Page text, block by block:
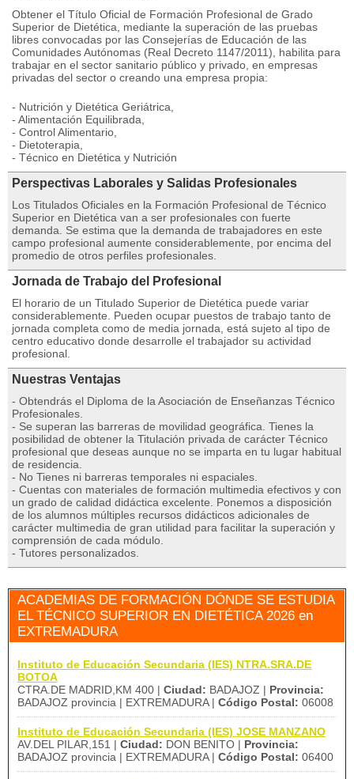
Obtener el Título Oficial de Formación Profesional de Grado
Superior de Dietética, mediante la superación de las pruebas
libres convocadas por las Consejerías de Educación de las
Comunidades Autónomas (Real Decreto 1147/2011), habilita para
trabajar en el sector sanitario público y privado, en empresas
privadas del sector o creando una empresa propia:
- Nutrición y Dietética Geriátrica,
- Alimentación Equilibrada,
- Control Alimentario,
- Dietoterapia,
- Técnico en Dietética y Nutrición
Perspectivas Laborales y Salidas Profesionales
Los Titulados Oficiales en la Formación Profesional de Técnico
Superior en Dietética van a ser profesionales con fuerte
demanda. Se estima que la demanda de trabajadores en este
campo profesional aumente considerablemente, por encima del
promedio de otros perfiles profesionales.
Jornada de Trabajo del Profesional
El horario de un Titulado Superior de Dietética puede variar
considerablemente. Pueden ocupar puestos de trabajo tanto de
jornada completa como de media jornada, está sujeto al tipo de
centro educativo donde desarrolle el trabajador su actividad
profesional.
Nuestras Ventajas
- Obtendrás el Diploma de la Asociación de Enseñanzas Técnico
Profesionales.
- Se superan las barreras de movilidad geográfica. Tienes la
posibilidad de obtener la Titulación privada de carácter Técnico
profesional que deseas aunque no se imparta en tu lugar habitual
de residencia.
- No Tienes ni barreras temporales ni espaciales.
- Cuentas con materiales de formación multimedia efectivos y con
un grado de calidad didáctica excelente. Ponemos a disposición
de los alumnos múltiples recursos didácticos adicionales de
carácter multimedia de gran utilidad para facilitar la superación y
comprensión de cada módulo.
- Tutores personalizados.
ACADEMIAS DE FORMACIÓN DÓNDE SE ESTUDIA
EL TÉCNICO SUPERIOR EN DIETÉTICA 2026 en
EXTREMADURA
Instituto de Educación Secundaria (IES) NTRA.SRA.DE
BOTOA
CTRA.DE MADRID,KM 400 | Ciudad: BADAJOZ | Provincia:
BADAJOZ provincia | EXTREMADURA | Código Postal: 06008
Instituto de Educación Secundaria (IES) JOSE MANZANO
AV.DEL PILAR,151 | Ciudad: DON BENITO | Provincia:
BADAJOZ provincia | EXTREMADURA | Código Postal: 06400